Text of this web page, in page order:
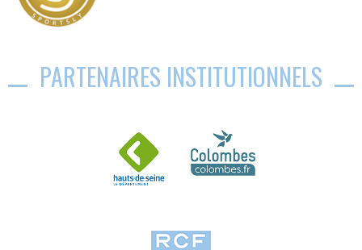
PARTENAIRES INSTITUTIONNELS